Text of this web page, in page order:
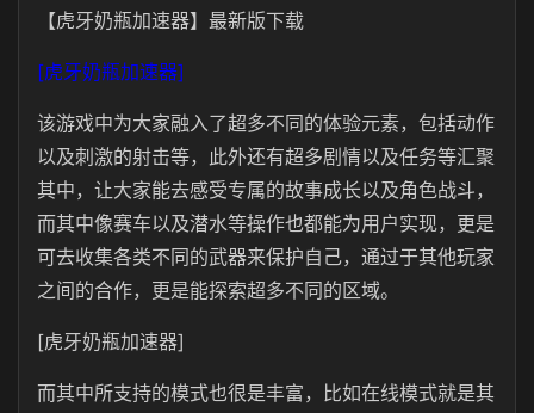
【虎牙奶瓶加速器】最新版下载
[虎牙奶瓶加速器]
该游戏中为大家融入了超多不同的体验元素，包括动作
以及刺激的射击等，此外还有超多剧情以及任务等汇聚
其中，让大家能去感受专属的故事成长以及角色战斗，
而其中像赛车以及潜水等操作也都能为用户实现，更是
可去收集各类不同的武器来保护自己，通过于其他玩家
之间的合作，更是能探索超多不同的区域。
[虎牙奶瓶加速器]
而其中所支持的模式也很是丰富，比如在线模式就是其